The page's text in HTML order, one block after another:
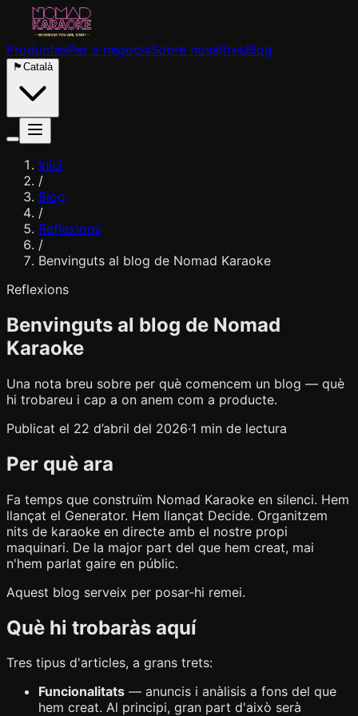
ProductesPer a negocisSobre nosaltresBlog
🏴 Català
Inici
/
Blog
/
Reflexions
/
Benvinguts al blog de Nomad Karaoke
Reflexions
Benvinguts al blog de Nomad
Karaoke
Una nota breu sobre per què comencem un blog — què
hi trobareu i cap a on anem com a producte.
Publicat el 22 d’abril del 2026·1 min de lectura
Per què ara
Fa temps que construïm Nomad Karaoke en silenci. Hem
llançat el Generator. Hem llançat Decide. Organitzem
nits de karaoke en directe amb el nostre propi
maquinari. De la major part del que hem creat, mai
n'hem parlat gaire en públic.
Aquest blog serveix per posar-hi remei.
Què hi trobaràs aquí
Tres tipus d'articles, a grans trets:
Funcionalitats — anuncis i anàlisis a fons del que
hem creat. Al principi, gran part d'això serà